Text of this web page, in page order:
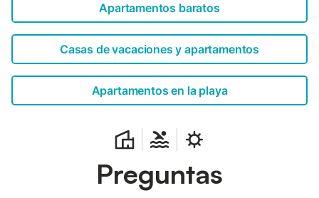
Apartamentos baratos
Casas de vacaciones y apartamentos
Apartamentos en la playa
Preguntas